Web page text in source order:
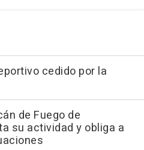
cedido por la
de Fuego de
su actividad y obliga a